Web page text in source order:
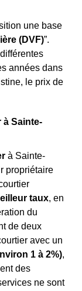
une base
(DVF)”.
années dans
le prix de
Sainte-
à Sainte-
propriétaire
taux, en
du
de deux
avec un
1 à 2%),
des
ne sont